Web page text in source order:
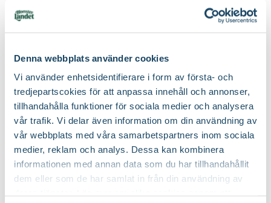
Denna webbplats använder cookies
Vi använder enhetsidentifierare i form av första- och
tredjepartscokies för att anpassa innehåll och annonser,
tillhandahålla funktioner för sociala medier och analysera
vår trafik. Vi delar även information om din användning av
vår webbplats med våra samarbetspartners inom sociala
medier, reklam och analys. Dessa kan kombinera
informationen med annan data som du har tillhandahållit
dem eller som de har samlat in från din användning av
Doft: Nej
Lättskött: Ja
Jordprodukter: